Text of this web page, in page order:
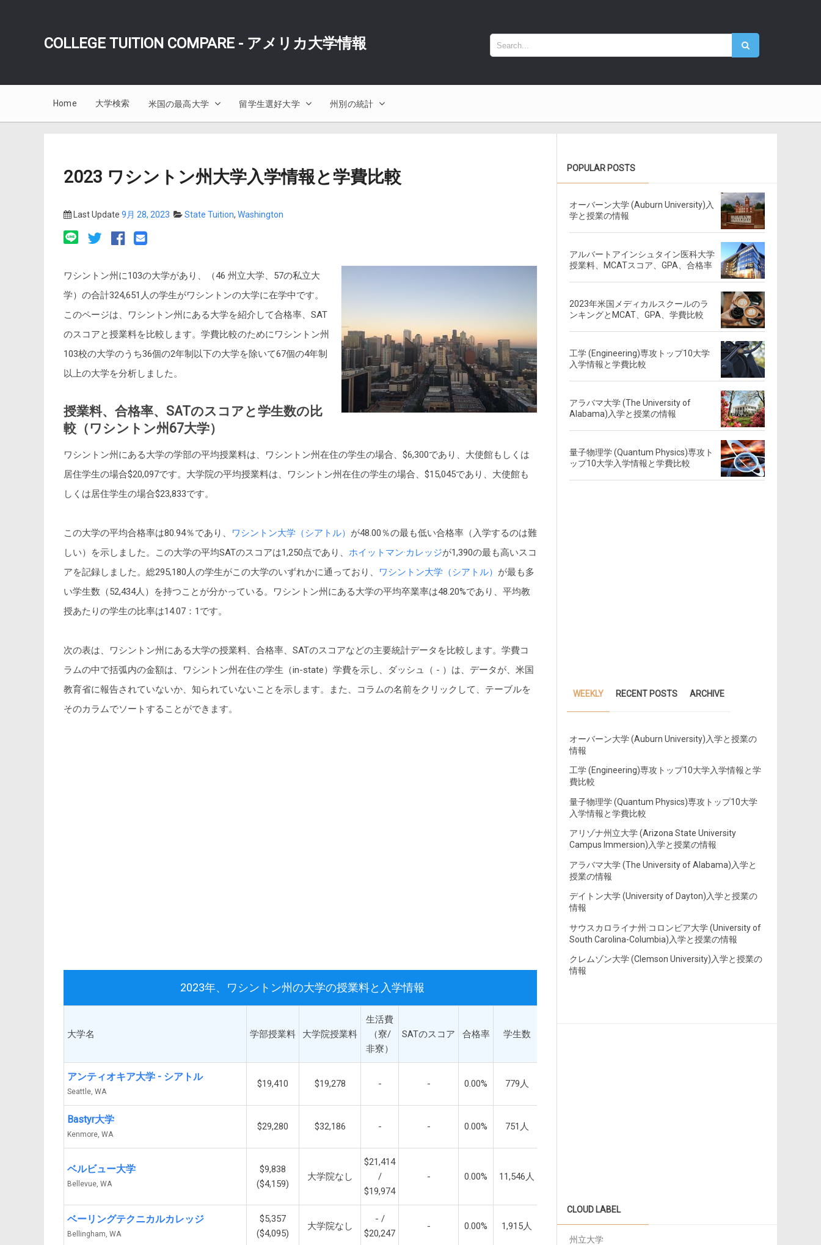
COLLEGE TUITION COMPARE - アメリカ大学情報
Home 大学検索 米国の最高大学 留学生選好大学 州別の統計
2023 ワシントン州大学入学情報と学費比較
Last Update 9月 28, 2023 State Tuition, Washington
ワシントン州に103の大学があり、（46 州立大学、57の私立大
学）の合計324,651人の学生がワシントンの大学に在学中です。
このページは、ワシントン州にある大学を紹介して合格率、SAT
のスコアと授業料を比較します。学費比較のためにワシントン州
103校の大学のうち36個の2年制以下の大学を除いて67個の4年制
以上の大学を分析しました。
授業料、合格率、SATのスコアと学生数の比
較（ワシントン州67大学）
ワシントン州にある大学の学部の平均授業料は、ワシントン州在住の学生の場合、$6,300であり、大使館もしくは
居住学生の場合$20,097です。大学院の平均授業料は、ワシントン州在住の学生の場合、$15,045であり、大使館も
しくは居住学生の場合$23,833です。
この大学の平均合格率は80.94％であり、 ワシントン大学（シアトル） が48.00％の最も低い合格率（入学するのは難
しい）を示しました。この大学の平均SATのスコアは1,250点であり、 ホイットマン·カレッジが1,390の最も高いスコ
アを記録しました。総295,180人の学生がこの大学のいずれかに通っており、
ワシントン大学（シアトル） が最も多
い学生数（52,434人）を持つことが分かっている。ワシントン州にある大学の平均卒業率は48.20%であり、平均教
授あたりの学生の比率は14.07：1です。
次の表は、ワシントン州にある大学の授業料、合格率、SATのスコアなどの主要統計データを比較します。学費コ
ラムの中で括弧内の金額は、ワシントン州在住の学生（in-state）学費を示し、ダッシュ（ - ）は、データが、米国
教育省に報告されていないか、知られていないことを示します。また、コラムの名前をクリックして、テーブルを
そのカラムでソートすることができます。
2023年、ワシントン州の大学の授業料と入学情報
大学名 学部授業料 大学院授業料
生活費
（寮/
非寮）
SATのスコア 合格率 学生数
アンティオキア大学 - シアトル
Seattle, WA
$19,410 $19,278 - - 0.00% 779人
Bastyr大学
Kenmore, WA
$29,280 $32,186 - - 0.00% 751人
ベルビュー大学
Bellevue, WA
$9,838
($4,159)
大学院なし
$21,414
/
$19,974
- 0.00% 11,546人
ベーリングテクニカルカレッジ
Bellingham, WA
$5,357
($4,095)
大学院なし
- /
$20,247
- 0.00% 1,915人
POPULAR POSTS
オーバーン大学 (Auburn University)入
学と授業の情報
アルバートアインシュタイン医科大学
授業料、MCATスコア、GPA、合格率
2023年米国メディカルスクールのラ
ンキングとMCAT、GPA、学費比較
工学 (Engineering)専攻トップ10大学
入学情報と学費比較
アラバマ大学 (The University of
Alabama)入学と授業の情報
量子物理学 (Quantum Physics)専攻ト
ップ10大学入学情報と学費比較
WEEKLY RECENT POSTS ARCHIVE
オーバーン大学 (Auburn University)入学と授業の
情報
工学 (Engineering)専攻トップ10大学入学情報と学
費比較
量子物理学 (Quantum Physics)専攻トップ10大学
入学情報と学費比較
アリゾナ州立大学 (Arizona State University
Campus Immersion)入学と授業の情報
アラバマ大学 (The University of Alabama)入学と
授業の情報
デイトン大学 (University of Dayton)入学と授業の
情報
サウスカロライナ州·コロンビア大学 (University of
South Carolina-Columbia)入学と授業の情報
クレムゾン大学 (Clemson University)入学と授業の
情報
CLOUD LABEL
州立大学